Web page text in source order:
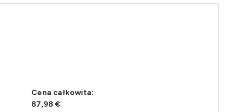
Cena całkowita:
87,98 €